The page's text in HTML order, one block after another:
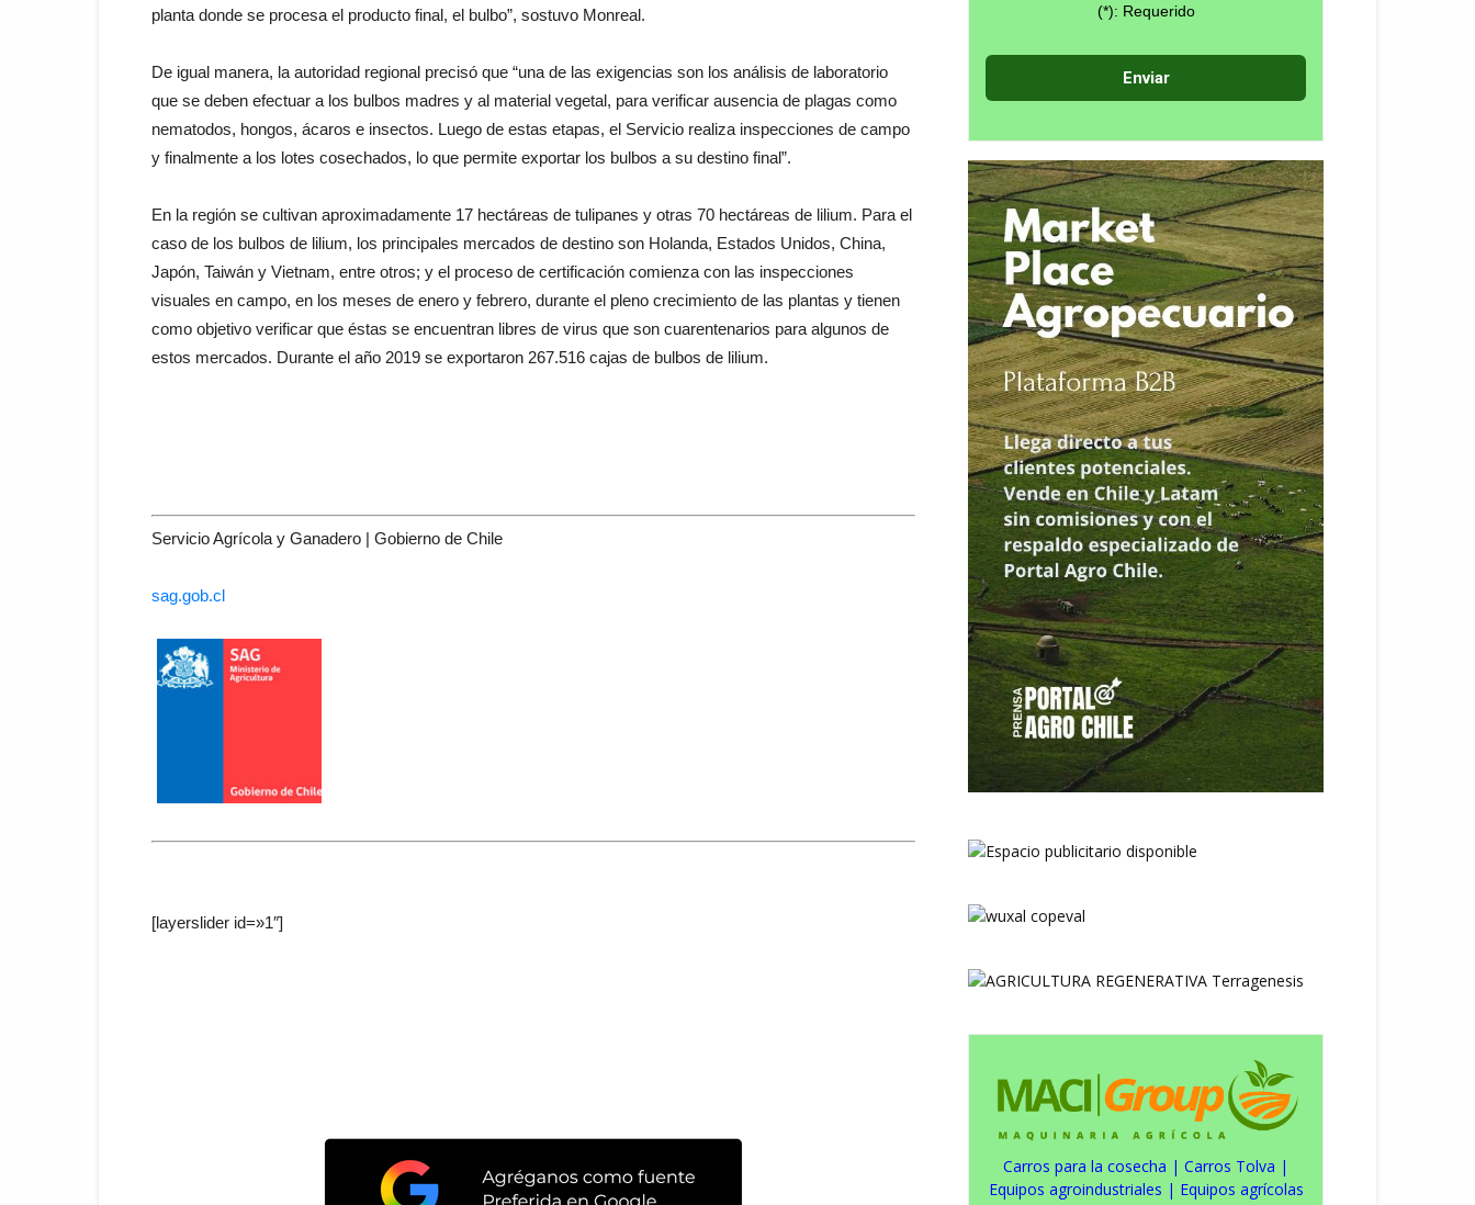
planta donde se procesa el producto final, el bulbo”, sostuvo Monreal.
De igual manera, la autoridad regional precisó que “una de las exigencias son los análisis de laboratorio
que se deben efectuar a los bulbos madres y al material vegetal, para verificar ausencia de plagas como
nematodos, hongos, ácaros e insectos. Luego de estas etapas, el Servicio realiza inspecciones de campo
y finalmente a los lotes cosechados, lo que permite exportar los bulbos a su destino final”.
En la región se cultivan aproximadamente 17 hectáreas de tulipanes y otras 70 hectáreas de lilium. Para el
caso de los bulbos de lilium, los principales mercados de destino son Holanda, Estados Unidos, China,
Japón, Taiwán y Vietnam, entre otros; y el proceso de certificación comienza con las inspecciones
visuales en campo, en los meses de enero y febrero, durante el pleno crecimiento de las plantas y tienen
como objetivo verificar que éstas se encuentran libres de virus que son cuarentenarios para algunos de
estos mercados. Durante el año 2019 se exportaron 267.516 cajas de bulbos de lilium.
Servicio Agrícola y Ganadero | Gobierno de Chile
sag.gob.cl
[layerslider id=»1″]
(*): Requerido
Carros para la cosecha | Carros Tolva |
Equipos agroindustriales | Equipos agrícolas